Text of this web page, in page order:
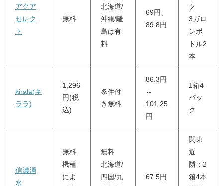
アクア
セレク
ト
無料
北海道/
沖縄/離
島は有
料
69円、
89.8円
ク
3ガロ
ンボ
トル2
本
kirala(キ
ララ)
1,296
円(税
込)
条件付
き無料
86.3円
～
101.25
円
1箱4
パッ
ク
信濃湧
水
無料
機種
によ
無料
北海道/
四国/九
67.5円
関東
近
隣：2
箱4本